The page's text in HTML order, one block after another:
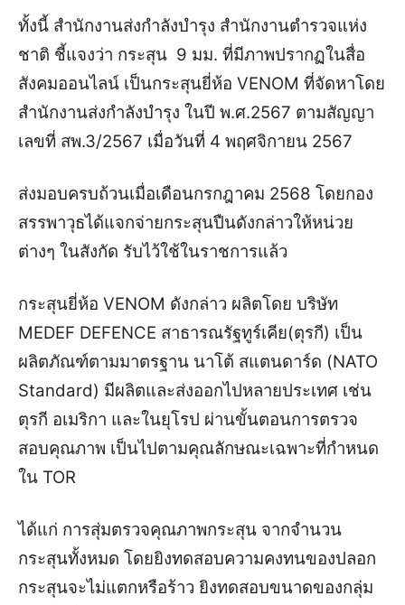
ทั้งนี้ สำนักงานส่งกำลังบำรุง สำนักงานตำรวจแห่ง
ชาติ ชี้แจงว่า กระสุน 9 มม. ที่มีภาพปรากฏในสื่อ
สังคมออนไลน์ เป็นกระสุนยี่ห้อ VENOM ที่จัดหาโดย
สำนักงานส่งกำลังบำรุง ในปี พ.ศ.2567 ตามสัญญา
เลขที่ สพ.3/2567 เมื่อวันที่ 4 พฤศจิกายน 2567
ส่งมอบครบถ้วนเมื่อเดือนกรกฎาคม 2568 โดยกอง
สรรพาวุธได้แจกจ่ายกระสุนปืนดังกล่าวให้หน่วย
ต่างๆ ในสังกัด รับไว้ใช้ในราชการแล้ว
กระสุนยี่ห้อ VENOM ดังกล่าว ผลิตโดย บริษัท
MEDEF DEFENCE สาธารณรัฐทูร์เคีย(ตุรกี) เป็น
ผลิตภัณฑ์ตามมาตรฐาน นาโต้ สแตนดาร์ด (NATO
Standard) มีผลิตและส่งออกไปหลายประเทศ เช่น
ตุรกี อเมริกา และในยุโรป ผ่านขั้นตอนการตรวจ
สอบคุณภาพ เป็นไปตามคุณลักษณะเฉพาะที่กำหนด
ใน TOR
ได้แก่ การสุ่มตรวจคุณภาพกระสุน จากจำนวน
กระสุนทั้งหมด โดยยิงทดสอบความคงทนของปลอก
กระสุนจะไม่แตกหรือร้าว ยิงทดสอบขนาดของกลุ่ม